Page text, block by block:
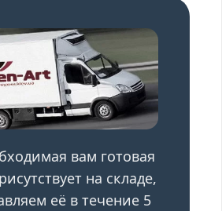
вам готовая
на складе,
её в течение 5